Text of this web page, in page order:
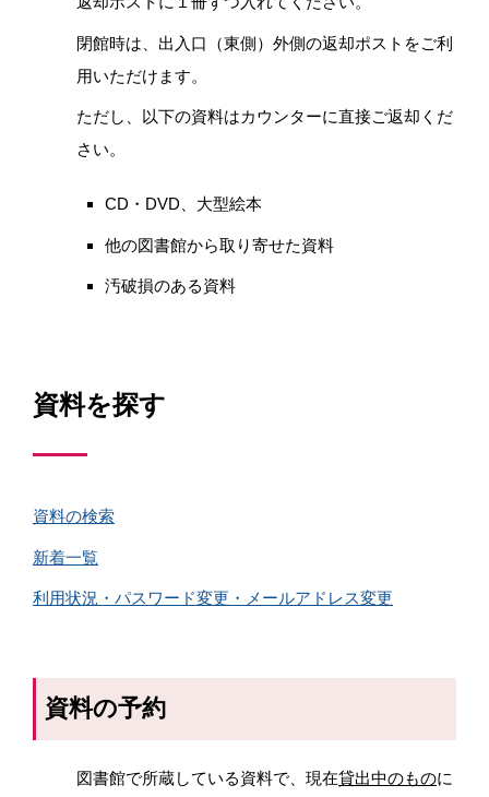
閉館時は、出入口（東側）外側の返却ポストをご利
用いただけます。
ただし、以下の資料はカウンターに直接ご返却くだ
さい。
CD・ DVD 、大型絵本
他の図書館から取り寄せた資料
汚破損のある資料
資料を探す
資料の検索
新着一覧
利用状況・パスワード変更・メールアドレス変更
資料の予約
図書館で所蔵している資料で、現在貸出中のものに